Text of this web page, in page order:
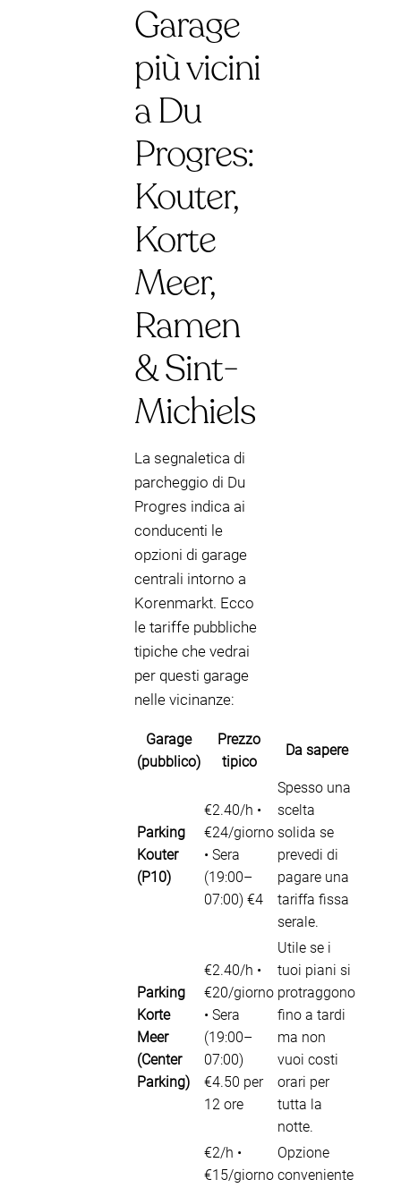
Garage
più vicini
a Du
Progres:
Kouter,
Korte
Meer,
Ramen
& Sint-
Michiels
La segnaletica di
parcheggio di Du
Progres indica ai
conducenti le
opzioni di garage
centrali intorno a
Korenmarkt. Ecco
le tariffe pubbliche
tipiche che vedrai
per questi garage
nelle vicinanze:
Garage
(pubblico)
Prezzo
tipico
Da sapere
Parking
Kouter
(P10)
€2.40/h •
€24/giorno
• Sera
(19:00–
07:00) €4
Spesso una
scelta
solida se
prevedi di
pagare una
tariffa fissa
serale.
Parking
Korte
Meer
(Center
Parking)
€2.40/h •
€20/giorno
• Sera
(19:00–
07:00)
€4.50 per
12 ore
Utile se i
tuoi piani si
protraggono
fino a tardi
ma non
vuoi costi
orari per
tutta la
notte.
€2/h •
€15/giorno
Opzione
conveniente